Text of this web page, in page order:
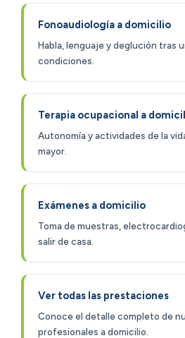
Fonoaudiología a domicilio
Habla, lenguaje y deglución tras
condiciones.
Terapia ocupacional a
Autonomía y actividades de la
mayor.
Exámenes a domicilio
Toma de muestras,
salir de casa.
Ver todas las prestaciones
Conoce el detalle completo de
profesionales a domicilio.